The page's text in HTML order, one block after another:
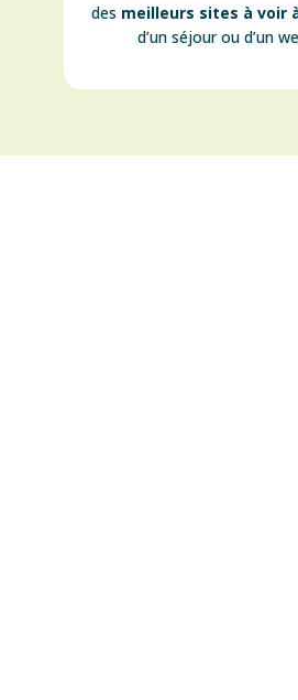
des meilleurs sites à voir
d’un séjour ou d’un